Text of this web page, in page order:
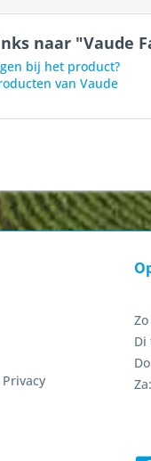
naar "Vaude
bij het product?
van Vaude
Di